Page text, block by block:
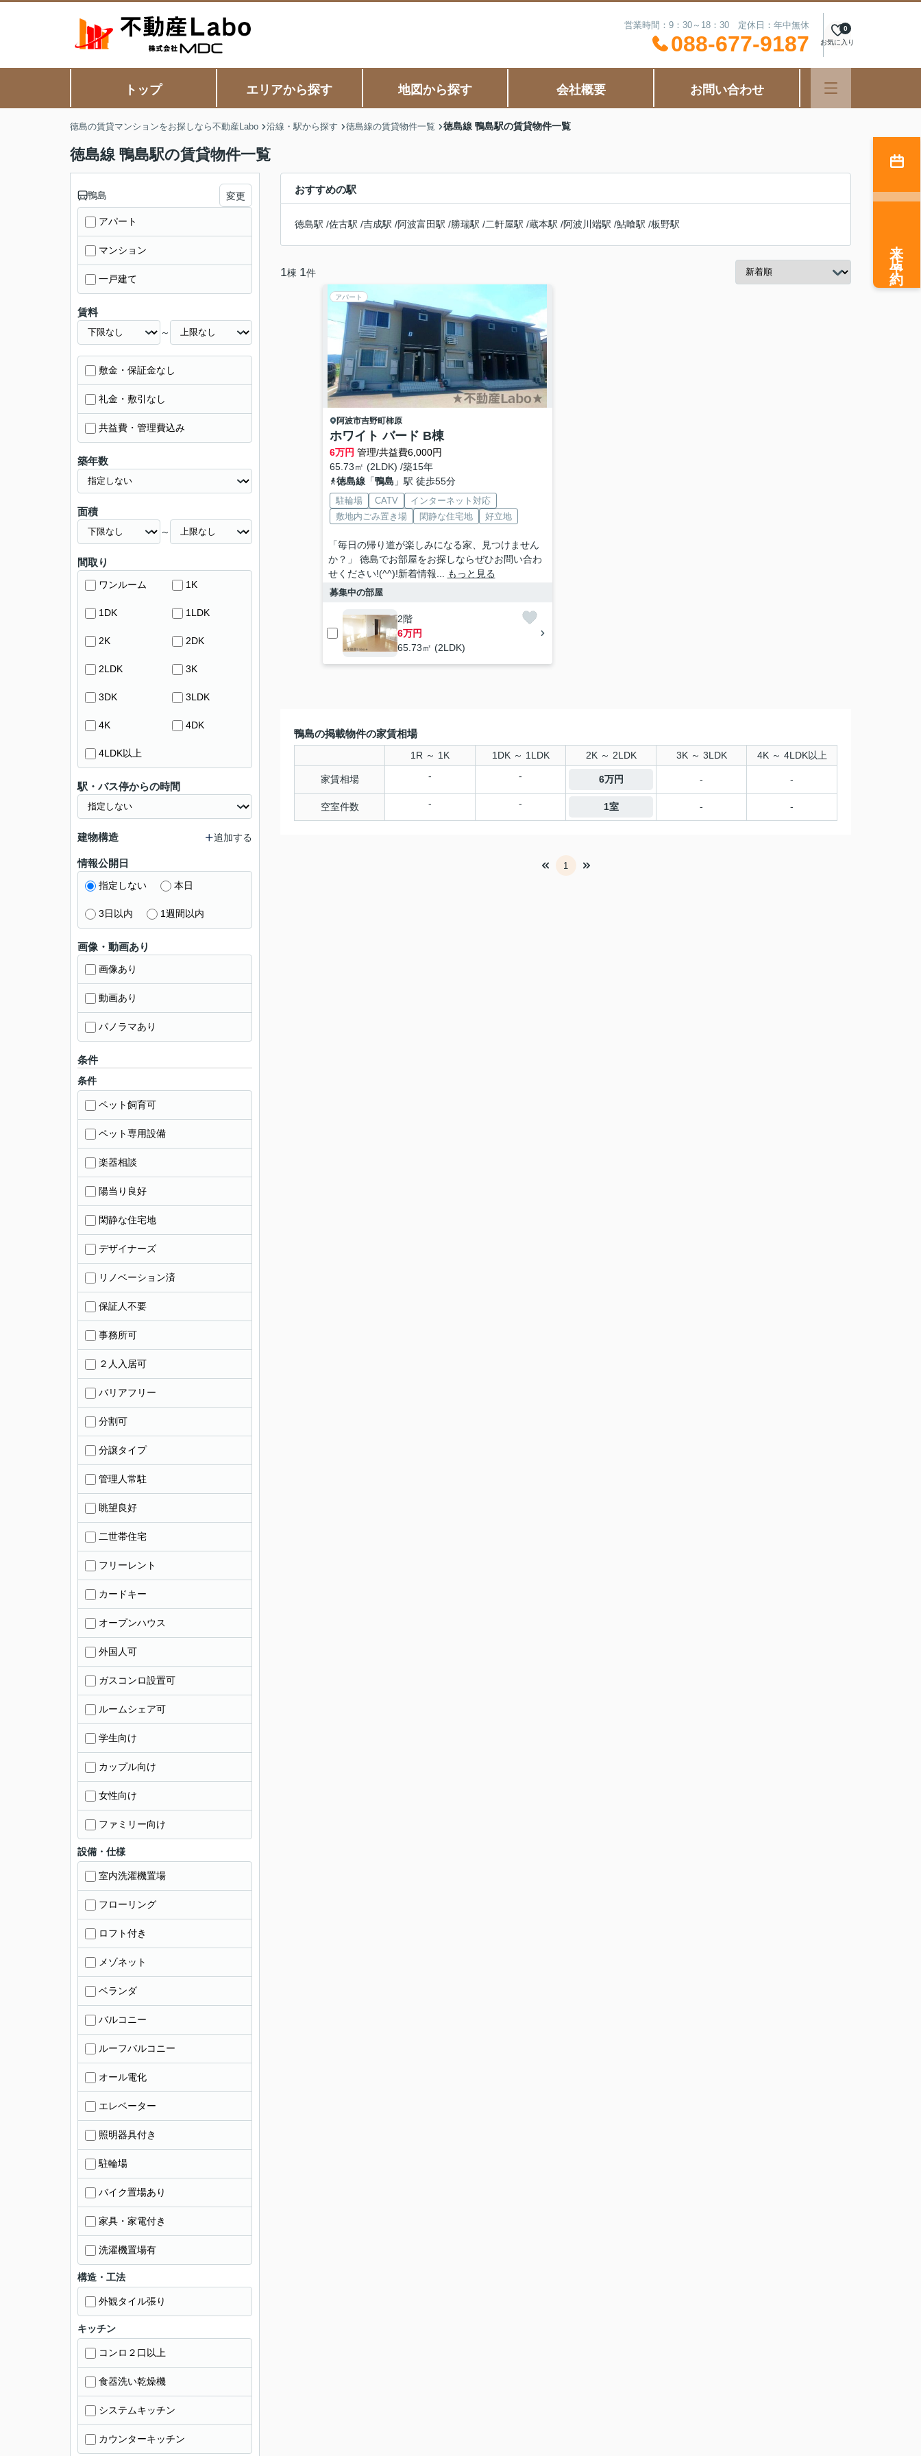
営業時間：9：30～18：30 定休日：年中無休
088-677-9187 お気に入り
0
トップ エリアから探す 地図から探す 会社概要 お問い合わせ
徳島の賃貸マンションをお探しなら不動産Labo 沿線・駅から探す 徳島線の賃貸物件一覧 徳島線 鴨島駅の賃貸物件一覧
徳島線 鴨島駅の賃貸物件一覧
おすすめの駅
徳島駅 /佐古駅 /吉成駅 /阿波富田駅 /勝瑞駅 /二軒屋駅 /蔵本駅 /阿波川端駅 /鮎喰駅 /板野駅
1棟 1件
アパート
阿波市吉野町柿原
ホワイト バード B棟
6万円 管理/共益費6,000円
65.73㎡ (2LDK) /築15年
徳島線「鴨島 」駅 徒歩55分
駐輪場 CATV
インターネット対応
敷地内ごみ置き場
閑静な住宅地 好立地
「毎日の帰り道が楽しみになる家、見つけません
か？」 徳島でお部屋をお探しならぜひお問い合わ
せください!(^^)!新着情報...
もっと見る
募集中の部屋
2階
6万円
65.73㎡ (2LDK)
鴨島の掲載物件の家賃相場
1R ～ 1K 1DK ～ 1LDK 2K ～ 2LDK 3K ～ 3LDK 4K ～ 4LDK以上
家賃相場 - - 6万円 - -
空室件数 - - 1室 - -
1
鴨島 変更
アパート
マンション
一戸建て
賃料
～
敷金・保証金なし
礼金・敷引なし
共益費・管理費込み
築年数
面積
～
間取り
ワンルーム 1K
1DK 1LDK
2K 2DK
2LDK 3K
3DK 3LDK
4K 4DK
4LDK以上
駅・バス停からの時間
建物構造 追加する
情報公開日
指定しない 本日
3日以内 1週間以内
画像・動画あり
画像あり
動画あり
パノラマあり
条件
条件
ペット飼育可
ペット専用設備
楽器相談
陽当り良好
閑静な住宅地
デザイナーズ
リノベーション済
保証人不要
事務所可
２人入居可
バリアフリー
分割可
分譲タイプ
管理人常駐
眺望良好
二世帯住宅
フリーレント
カードキー
オープンハウス
外国人可
ガスコンロ設置可
ルームシェア可
学生向け
カップル向け
女性向け
ファミリー向け
設備・仕様
室内洗濯機置場
フローリング
ロフト付き
メゾネット
ベランダ
バルコニー
ルーフバルコニー
オール電化
エレベーター
照明器具付き
駐輪場
バイク置場あり
家具・家電付き
洗濯機置場有
構造・工法
外観タイル張り
キッチン
コンロ２口以上
食器洗い乾燥機
システムキッチン
カウンターキッチン
来店予約